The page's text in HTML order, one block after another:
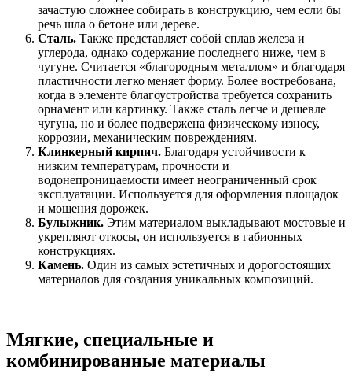
зачастую сложнее собирать в конструкцию, чем если бы
речь шла о бетоне или дереве.
Сталь. Также представляет собой сплав железа и
углерода, однако содержание последнего ниже, чем в
чугуне. Считается «благородным металлом» и благодаря
пластичности легко меняет форму. Более востребована,
когда в элементе благоустройства требуется сохранить
орнамент или картинку. Также сталь легче и дешевле
чугуна, но и более подвержена физическому износу,
коррозии, механическим повреждениям.
Клинкерный кирпич. Благодаря устойчивости к
низким температурам, прочности и
водонепроницаемости имеет неограниченный срок
эксплуатации. Используется для оформления площадок
и мощения дорожек.
Булыжник. Этим материалом выкладывают мостовые и
укрепляют откосы, он используется в габионных
конструкциях.
Камень. Один из самых эстетичных и дорогостоящих
материалов для создания уникальных композиций.
Мягкие, специальные и
комбинированные материалы